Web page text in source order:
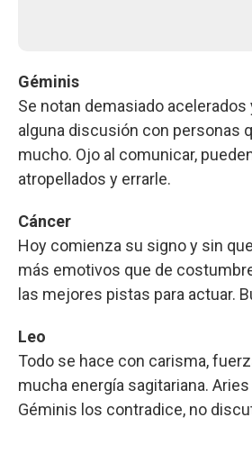
Géminis
Se notan demasiado
alguna discusión con personas
mucho. Ojo al comunicar,
atropellados y errarle.
Cáncer
Hoy comienza su signo y sin
más emotivos que de
las mejores pistas para actuar.
Leo
Todo se hace con carisma,
mucha energía sagitariana.
Géminis los contradice, no